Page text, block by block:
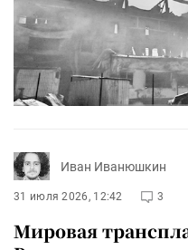
Иван Иванюшкин
31 июля 2026, 12:42 3
Мировая